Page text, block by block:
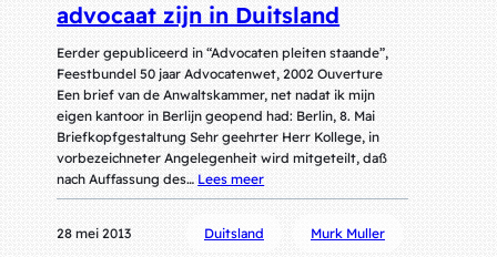
advocaat zijn in Duitsland
Eerder gepubliceerd in “Advocaten pleiten staande”,
Feestbundel 50 jaar Advocatenwet, 2002 Ouverture
Een brief van de Anwaltskammer, net nadat ik mijn
eigen kantoor in Berlijn geopend had: Berlin, 8. Mai
Briefkopfgestaltung Sehr geehrter Herr Kollege, in
vorbezeichneter Angelegenheit wird mitgeteilt, daß
nach Auffassung des… Lees meer
28 mei 2013 Duitsland Murk Muller